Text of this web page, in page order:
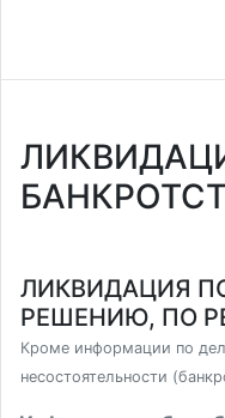
ЛИКВИДАЦИЯ
РЕШЕНИЮ, ПО
Кроме информации по
несостоятельности